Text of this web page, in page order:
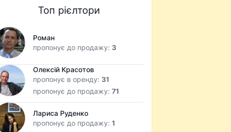
Топ рієлтори
Роман
пропонує до продажу: 3
Олексій Красотов
пропонує в оренду: 31
пропонує до продажу:71
Лариса Руденко
пропонує до продажу:1